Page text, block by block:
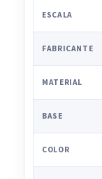
ESCALA
FABRICANTE
MATERIAL
BASE
COLOR